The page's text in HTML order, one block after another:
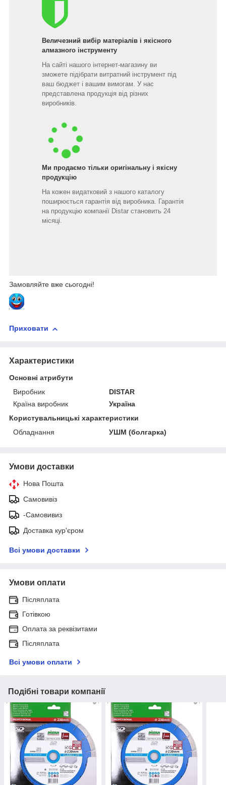
Величезний вибір матеріалів і якісного
алмазного інструменту
На сайті нашого інтернет-магазину ви
зможете підібрати витратний інструмент під
ваш бюджет і вашим вимогам. У нас
представлена продукція від різних
виробників.
Ми продаємо тільки оригінальну і якісну
продукцію
На кожен видатковий з нашого каталогу
поширюється гарантія від виробника. Гарантія
на продукцію компанії Distar становить 24
місяці.
Замовляйте вже сьогодні!
Приховати
Характеристики
Основні атрибути
Виробник
DISTAR
Країна виробник
Україна
Користувальницькі характеристики
Обладнання
УШМ (болгарка)
Умови доставки
Нова Пошта
Самовивіз
-Самовивиз
Доставка кур'єром
Всі умови доставки
Умови оплати
Післяплата
Готівкою
Оплата за реквізитами
Післяплата
Всі умови оплати
Подібні товари компанії